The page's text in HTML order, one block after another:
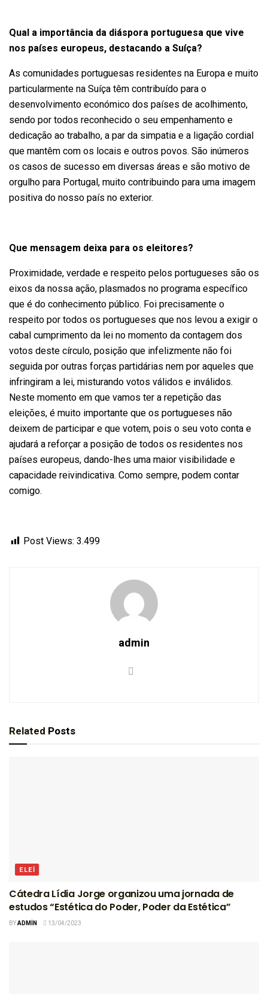
Qual a importância da diáspora portuguesa que vive
nos países europeus, destacando a Suíça?
As comunidades portuguesas residentes na Europa e muito
particularmente na Suíça têm contribuído para o
desenvolvimento económico dos países de acolhimento,
sendo por todos reconhecido o seu empenhamento e
dedicação ao trabalho, a par da simpatia e a ligação cordial
que mantêm com os locais e outros povos. São inúmeros
os casos de sucesso em diversas áreas e são motivo de
orgulho para Portugal, muito contribuindo para uma imagem
positiva do nosso país no exterior.
Que mensagem deixa para os eleitores?
Proximidade, verdade e respeito pelos portugueses são os
eixos da nossa ação, plasmados no programa específico
que é do conhecimento público. Foi precisamente o
respeito por todos os portugueses que nos levou a exigir o
cabal cumprimento da lei no momento da contagem dos
votos deste círculo, posição que infelizmente não foi
seguida por outras forças partidárias nem por aqueles que
infringiram a lei, misturando votos válidos e inválidos.
Neste momento em que vamos ter a repetição das
eleições, é muito importante que os portugueses não
deixem de participar e que votem, pois o seu voto conta e
ajudará a reforçar a posição de todos os residentes nos
países europeus, dando-lhes uma maior visibilidade e
capacidade reivindicativa. Como sempre, podem contar
comigo.
Post Views: 3.499
admin
Related Posts
ELEI
Cátedra Lídia Jorge organizou uma jornada de
estudos “Estética do Poder, Poder da Estética”
BYADMIN 13/04/2023